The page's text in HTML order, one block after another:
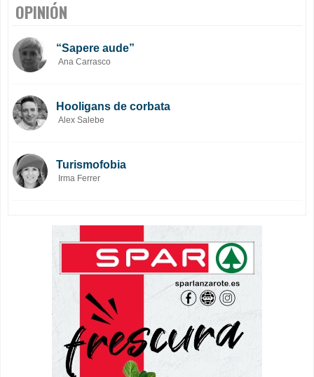
OPINIÓN
“Sapere aude”
Ana Carrasco
Hooligans de corbata
Alex Salebe
Turismofobia
Irma Ferrer